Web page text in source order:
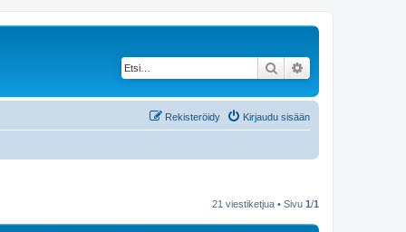
Etsi
Kirjaudu sisään
Rekisteröidy
21 viestiketjua • Sivu 1/1